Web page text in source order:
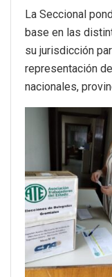
La Seccional
base en las
su jurisdicción
representación
nacionales,